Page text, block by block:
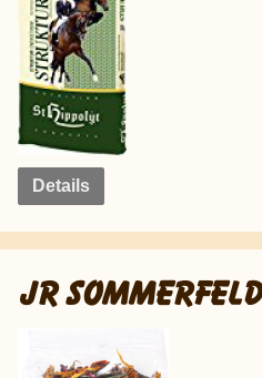
Details
JR SOMMERFELD